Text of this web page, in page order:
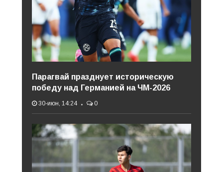
Парагвай празднует историческую
победу над Германией на ЧМ-2026
30-июн, 14:24 0